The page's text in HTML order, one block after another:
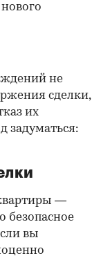
не
сделки,
их
задуматься:
—
безопасное
вы